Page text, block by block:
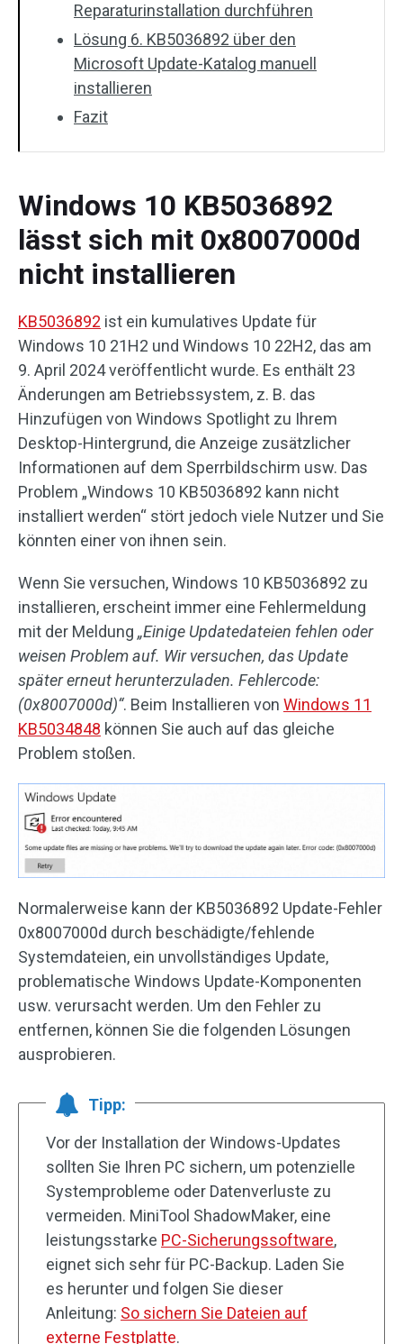
Reparaturinstallation durchführen
Lösung 6. KB5036892 über den
Microsoft Update-Katalog manuell
installieren
Fazit
Windows 10 KB5036892
lässt sich mit 0x8007000d
nicht installieren
KB5036892 ist ein kumulatives Update für
Windows 10 21H2 und Windows 10 22H2, das am
9. April 2024 veröffentlicht wurde. Es enthält 23
Änderungen am Betriebssystem, z. B. das
Hinzufügen von Windows Spotlight zu Ihrem
Desktop-Hintergrund, die Anzeige zusätzlicher
Informationen auf dem Sperrbildschirm usw. Das
Problem „Windows 10 KB5036892 kann nicht
installiert werden“ stört jedoch viele Nutzer und Sie
könnten einer von ihnen sein.
Wenn Sie versuchen, Windows 10 KB5036892 zu
installieren, erscheint immer eine Fehlermeldung
mit der Meldung „Einige Updatedateien fehlen oder
weisen Problem auf. Wir versuchen, das Update
später erneut herunterzuladen. Fehlercode:
(0x8007000d)“. Beim Installieren von Windows 11
KB5034848 können Sie auch auf das gleiche
Problem stoßen.
Normalerweise kann der KB5036892 Update-Fehler
0x8007000d durch beschädigte/fehlende
Systemdateien, ein unvollständiges Update,
problematische Windows Update-Komponenten
usw. verursacht werden. Um den Fehler zu
entfernen, können Sie die folgenden Lösungen
ausprobieren.
Tipp:
Vor der Installation der Windows-Updates
sollten Sie Ihren PC sichern, um potenzielle
Systemprobleme oder Datenverluste zu
vermeiden. MiniTool ShadowMaker, eine
leistungsstarke PC-Sicherungssoftware,
eignet sich sehr für PC-Backup. Laden Sie
es herunter und folgen Sie dieser
Anleitung: So sichern Sie Dateien auf
externe Festplatte.